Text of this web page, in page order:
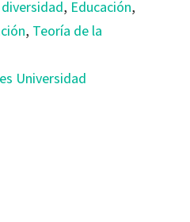
, Educación,
, Teoría de la
Universidad